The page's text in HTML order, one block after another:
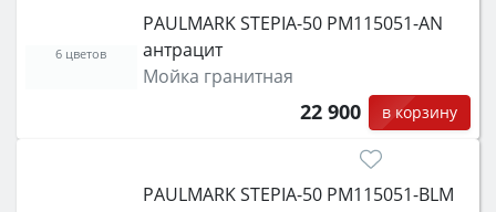
PAULMARK STEPIA-50 PM115051-AN
антрацит
Мойка гранитная
22 900 в корзину
6 цветов
PAULMARK STEPIA-50 PM115051-BLM